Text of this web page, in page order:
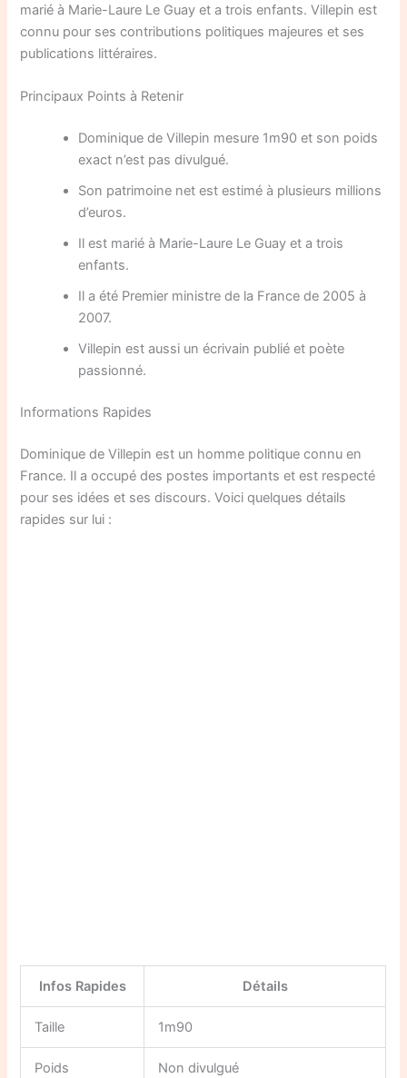
marié à Marie-Laure Le Guay et a trois enfants. Villepin est
connu pour ses contributions politiques majeures et ses
publications littéraires.
Principaux Points à Retenir
Dominique de Villepin mesure 1m90 et son poids
exact n’est pas divulgué.
Son patrimoine net est estimé à plusieurs millions
d’euros.
Il est marié à Marie-Laure Le Guay et a trois
enfants.
Il a été Premier ministre de la France de 2005 à
2007.
Villepin est aussi un écrivain publié et poète
passionné.
Informations Rapides
Dominique de Villepin est un homme politique connu en
France. Il a occupé des postes importants et est respecté
pour ses idées et ses discours. Voici quelques détails
rapides sur lui :
Infos Rapides Détails
Taille 1m90
Poids Non divulgué